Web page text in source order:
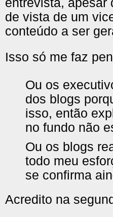
de vista de um
conteúdo a ser
Isso só me faz
Ou os
dos blogs
isso, então
no fundo não
Ou os blogs
todo meu
se confirma
Acredito na